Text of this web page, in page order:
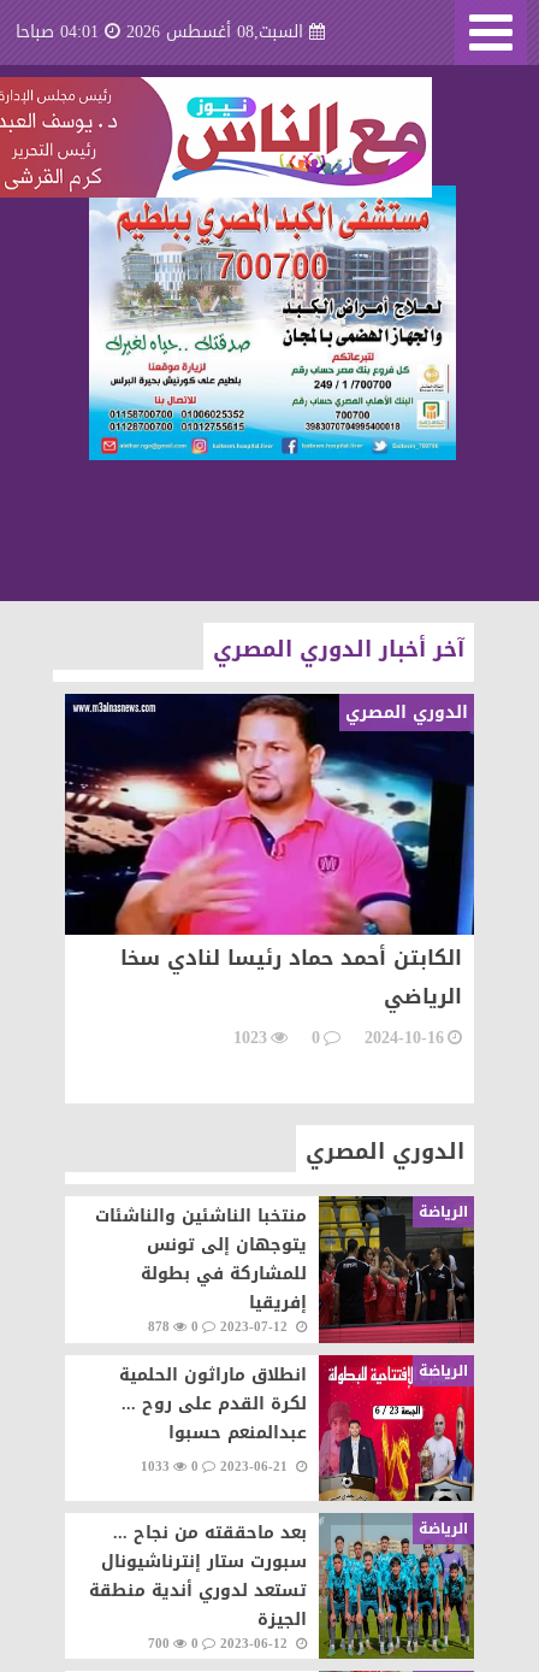
السبت,08 أغسطس 2026 04:01 صباحا
آخر أخبار الدوري المصري
الدوري المصري
الكابتن أحمد حماد رئيسا لنادي سخا
الرياضي
2024-10-16
0
1023
الدوري المصري
الرياضة
منتخبا الناشئين والناشئات
يتوجهان إلى تونس
للمشاركة في بطولة
إفريقيا
0
878
الرياضة
انطلاق ماراثون الحلمية
لكرة القدم على روح ...
عبدالمنعم حسبوا
0
1033
الرياضة
بعد ماحققته من نجاح ...
سبورت ستار إنترناشيونال
تستعد لدوري أندية منطقة
الجيزة
0
700